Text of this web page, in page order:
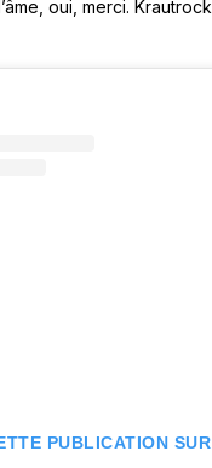
oui, merci.
PUBLICATION